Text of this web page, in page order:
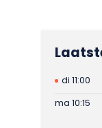
di 11:00
ma 10:15